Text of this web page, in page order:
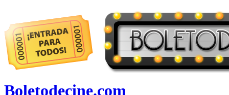
Boletodecine.com